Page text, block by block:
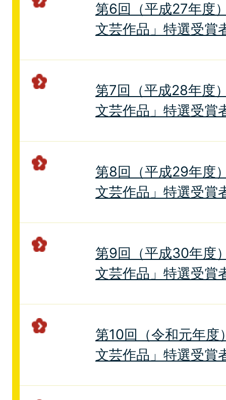
第6回（平成27年度
文芸作品」特選受賞
第7回（平成28年度
文芸作品」特選受賞
第8回（平成29年度
文芸作品」特選受賞
第9回（平成30年度
文芸作品」特選受賞
第10回（令和元年
文芸作品」特選受賞